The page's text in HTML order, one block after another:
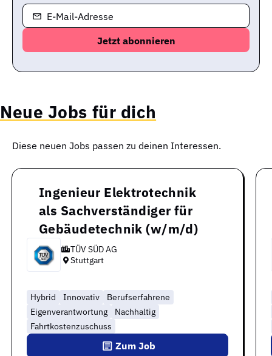
E-Mail-Adresse
Neue Jobs für dich
Diese neuen Jobs passen zu deinen Interessen.
Ingenieur Elektrotechnik
als Sachverständiger für
Gebäudetechnik (w/m/d)
TÜV SÜD AG
Stuttgart
Hybrid Innovativ
Berufserfahrene
Eigenverantwortung
Nachhaltig
Fahrtkostenzuschuss
Zum Job